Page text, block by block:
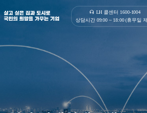
살고 싶은 집과 도시로 국민의 희망을 가꾸는 기업 | 한국토지주택공사
LH 콜센터 1600-1004
상담시간 09:00 ~ 18:00 (휴무일